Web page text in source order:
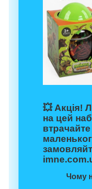
💥 Акція!
на цей
Чому